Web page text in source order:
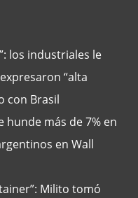
los industriales le
“alta
con Brasil
hunde más de 7% en
en Wall
Milito tomó